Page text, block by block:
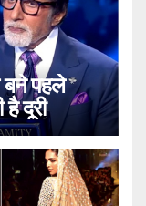
बने पहले
दूरी